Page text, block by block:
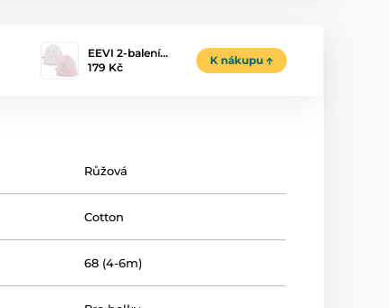
EEVI 2-balení…
179 Kč
K nákupu
Růžová
Cotton
68 (4-6m)